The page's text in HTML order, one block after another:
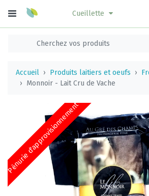
Cueillette
Accueil Produits laitiers et oeufs
Monnoir - Lait Cru de Vache
Pénurie d'approvisionnement